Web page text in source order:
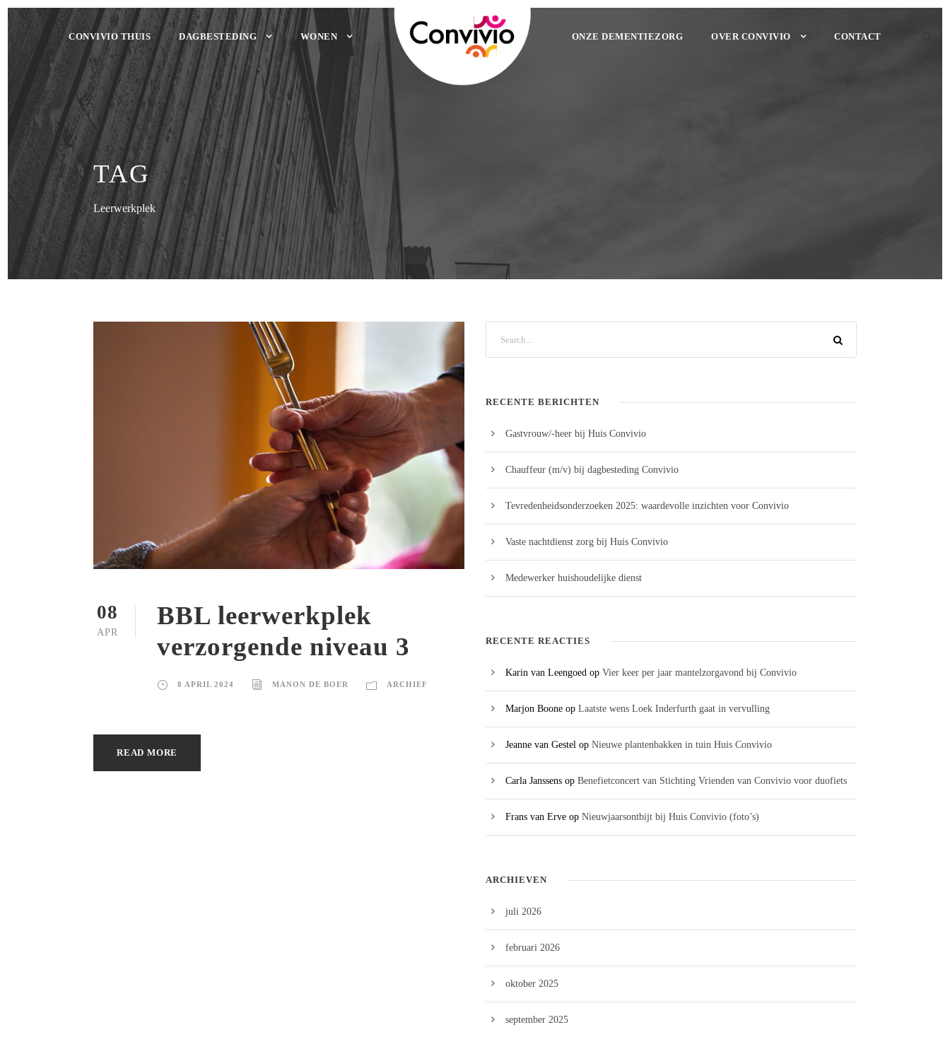
CONVIVIO THUIS DAGBESTEDING WONEN ONZE DEMENTIEZORG OVER CONVIVIO CONTACT
TAG
Leerwerkplek
08
APR
BBL leerwerkplek
verzorgende niveau 3
8 APRIL 2024 MANON DE BOER ARCHIEF
READ MORE
RECENTE BERICHTEN
Gastvrouw/-heer bij Huis Convivio
Chauffeur (m/v) bij dagbesteding Convivio
Tevredenheidsonderzoeken 2025: waardevolle inzichten voor Convivio
Vaste nachtdienst zorg bij Huis Convivio
Medewerker huishoudelijke dienst
RECENTE REACTIES
Karin van Leengoed op Vier keer per jaar mantelzorgavond bij Convivio
Marjon Boone op Laatste wens Loek Inderfurth gaat in vervulling
Jeanne van Gestel op Nieuwe plantenbakken in tuin Huis Convivio
Carla Janssens op Benefietconcert van Stichting Vrienden van Convivio voor duofiets
Frans van Erve op Nieuwjaarsontbijt bij Huis Convivio (foto’s)
ARCHIEVEN
juli 2026
februari 2026
oktober 2025
september 2025